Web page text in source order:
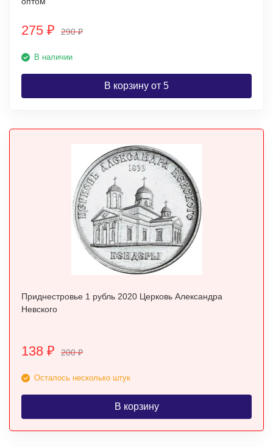
275 ₽ 290₽
В наличии
В корзину от 5
Приднестровье 1 рубль 2020 Церковь Александра
Невского
138 ₽ 200₽
Осталось несколько штук
В корзину